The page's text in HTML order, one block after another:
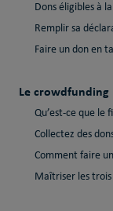
Dons éligibles à
Remplir sa
Faire un don en
Le crowdfunding
Qu’est-ce que le
Collectez des
Comment faire
Maîtriser les